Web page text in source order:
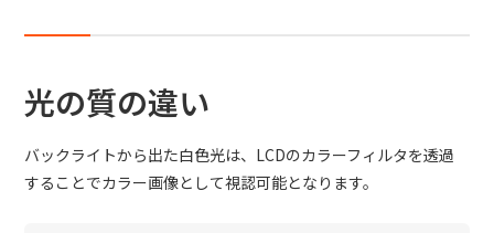
光の質の違い
バックライトから出た白色光は、LCDのカラーフィルタを透過
することでカラー画像として視認可能となります。